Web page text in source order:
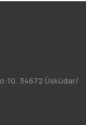
34672 Üsküdar/